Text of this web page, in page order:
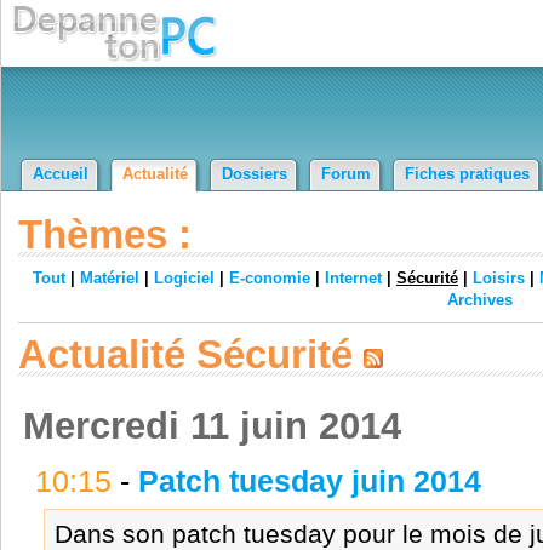
Accueil Actualité Dossiers Forum Fiches pratiques
Thèmes :
Tout| Matériel Logiciel E-conomie Internet| Sécurité Loisirs
Archives
Actualité Sécurité
Mercredi 11 juin 2014
10:15 - Patch tuesday juin 2014
Dans son patch tuesday pour le mois de